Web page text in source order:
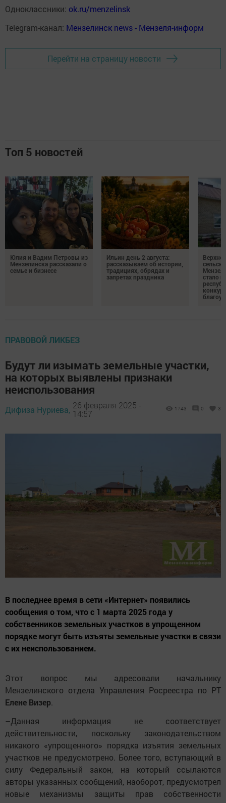
Одноклассники: ok.ru/menzelinsk
Telegram-канал: Мензелинск news - Мензеля-информ
Перейти на страницу новости
Топ 5 новостей
Юлия и Вадим Петровы из
Мензелинска рассказали о
семье и бизнесе
Ильин день 2 августа:
рассказываем об истории,
традициях, обрядах и
запретах праздника
стало
ПРАВОВОЙ ЛИКБЕЗ
Будут ли изымать земельные участки,
на которых выявлены признаки
неиспользования
Дифиза Нуриева, 26 февраля 2025 -
14:57
1743 0 3
В последнее время в сети «Интернет» появились
сообщения о том, что с 1 марта 2025 года у
собственников земельных участков в упрощенном
порядке могут быть изъяты земельные участки в связи
с их неиспользованием.
Этот вопрос мы адресовали начальнику
Мензелинского отдела Управления Росреестра по РТ
Елене Визер.
–Данная информация не соответствует
действительности, поскольку законодательством
никакого «упрощенного» порядка изъятия земельных
участков не предусмотрено. Более того, вступающий в
силу Федеральный закон, на который ссылаются
авторы указанных сообщений, наоборот, предусмотрел
новые механизмы защиты прав собственности